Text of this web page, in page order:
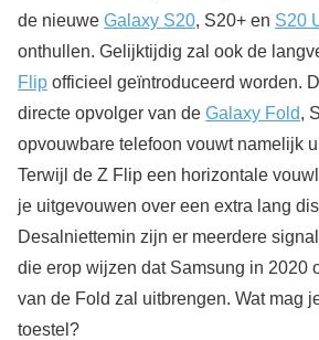
de nieuwe Galaxy S20, S20+ en S20
onthullen. Gelijktijdig zal ook de
Flip officieel geïntroduceerd worden.
directe opvolger van de Galaxy Fold,
opvouwbare telefoon vouwt namelijk
Terwijl de Z Flip een horizontale
je uitgevouwen over een extra lang
Desalniettemin zijn er meerdere
die erop wijzen dat Samsung in 2020
van de Fold zal uitbrengen. Wat mag
toestel?